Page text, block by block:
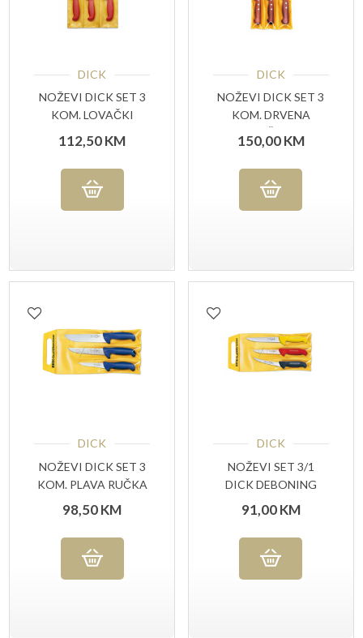
DICK
NOŽEVI DICK SET 3
KOM. LOVAČKI
OUTDOOR
112,50KM
DICK
NOŽEVI DICK SET 3
KOM. DRVENA
RUČKA
150,00KM
DICK
NOŽEVI DICK SET 3
KOM. PLAVA RUČKA
82559 00
98,50KM
DICK
NOŽEVI SET 3/1
DICK DEBONING
CHAMPIONSHIPS
91,00KM